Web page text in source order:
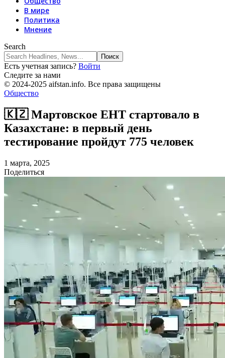
В мире
Политика
Мнение
Search
Есть учетная запись? Войти
Следите за нами
© 2024-2025 aifstan.info. Все права защищены
Общество
🇰🇿 Мартовское ЕНТ стартовало в
Казахстане: в первый день
тестирование пройдут 775 человек
1 марта, 2025
Поделиться